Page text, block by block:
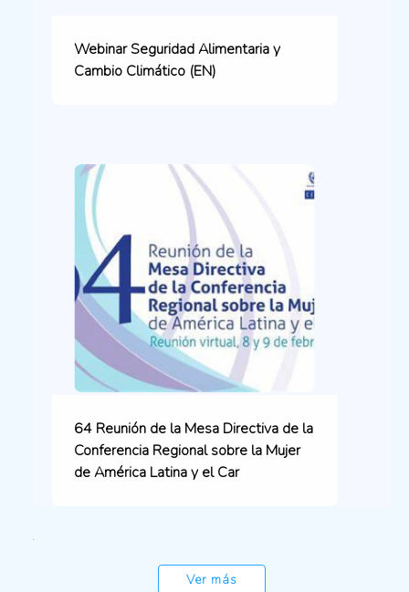
Webinar Seguridad Alimentaria y
Cambio Climático (EN)
64 Reunión de la Mesa Directiva de la
Conferencia Regional sobre la Mujer
de América Latina y el Car
.
Ver más